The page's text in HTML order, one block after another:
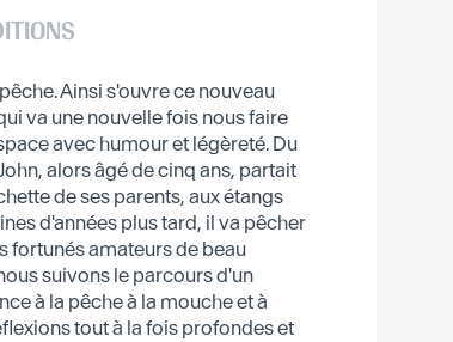
Ainsi s'ouvre ce nouveau
va une nouvelle fois nous faire
avec humour et légèreté. Du
alors âgé de cinq ans, partait
de ses parents, aux étangs
d'années plus tard, il va pêcher
fortunés amateurs de beau
suivons le parcours d'un
à la pêche à la mouche et à
tout à la fois profondes et